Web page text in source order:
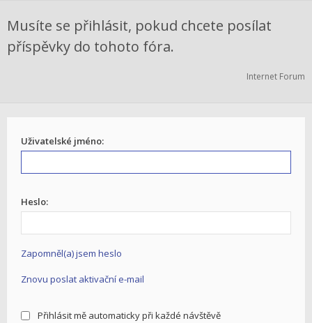
Musíte se přihlásit, pokud chcete posílat
příspěvky do tohoto fóra.
Internet Forum
Uživatelské jméno:
Heslo:
Zapomněl(a) jsem heslo
Znovu poslat aktivační e-mail
Přihlásit mě automaticky při každé návštěvě